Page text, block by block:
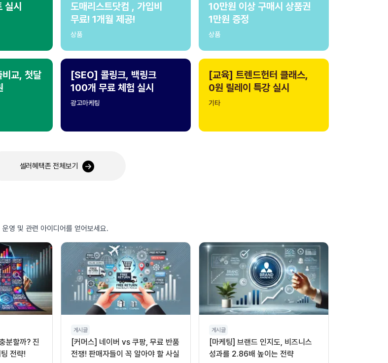
실시
도매리스트닷컴 , 가입비
무료! 1개월 제공!
상품
10만원 이상 구매시 상품권
1만원 증정
상품
교, 첫달
[SEO] 콜링크, 백링크
100개 무료 체험 실시
광고마케팅
[교육] 트렌드헌터 클래스,
0원 릴레이 특강 실시
기타
셀러혜택존 전체보기
영 및 관련 아이디어를 얻어보세요.
분할까? 진
전략!
게시글
[커머스] 네이버 vs 쿠팡, 무료 반품
전쟁! 판매자들이 꼭 알아야 할 사실
게시글
[마케팅] 브랜드 인지도, 비즈니스
성과를 2.86배 높이는 전략